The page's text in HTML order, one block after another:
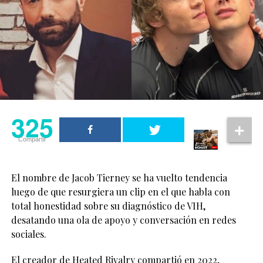
El caso también vuelve a poner atención sobre la
necesidad de fortalecer los mecanismos de búsqueda,
protección y acceso a la justicia para todas las personas,
incluidas las parejas y familias LGBT+, que merecen vivir
con seguridad y dignidad.
325
mucho de que ambos
podíamos interpretar
estos personajes
aparentemente
heterosexuales siendo
dos personas queer, y
aun así contar una
cercanía”, comentó.
“Hay algo realmente
especial en eso”, añadió
la actriz.
325
Compartir
El nombre de Jacob Tierney se ha vuelto tendencia
luego de que resurgiera un clip en el que habla con
total honestidad sobre su diagnóstico de VIH,
desatando una ola de apoyo y conversación en redes
sociales.
El creador de Heated Rivalry compartió en 2022,